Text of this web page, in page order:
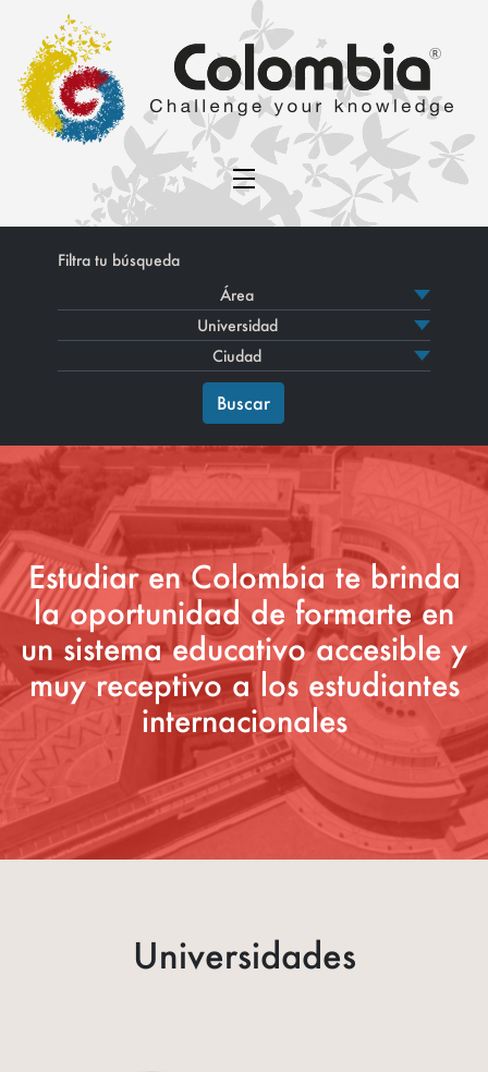
Filtra tu búsqueda
Buscar
Estudiar en Colombia te brinda
la oportunidad de formarte en
un sistema educativo accesible y
muy receptivo a los estudiantes
internacionales
Universidades